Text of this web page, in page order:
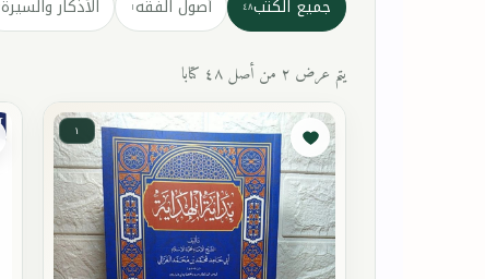
جميع الكتب٤٨ أصول الفقه١ الأذكار والسيرة
يتم عرض ٢ من أصل ٤٨ كتابا
١